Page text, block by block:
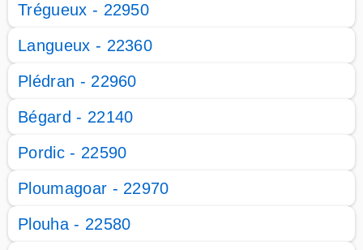
Trégueux - 22950
Langueux - 22360
Plédran - 22960
Bégard - 22140
Pordic - 22590
Ploumagoar - 22970
Plouha - 22580